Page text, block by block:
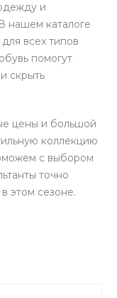
и
нашем каталоге
всех типов
помогут
скрыть
цены и большой
коллекцию
с выбором
точно
этом сезоне.